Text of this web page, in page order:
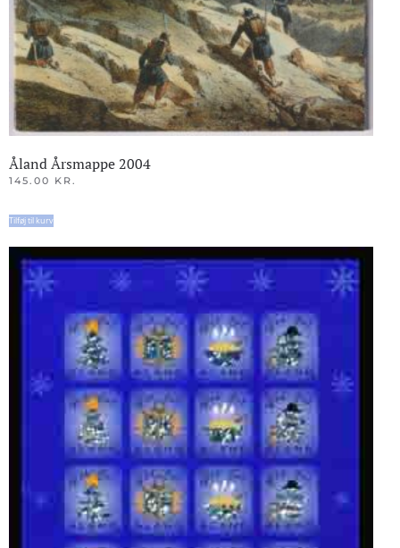
Åland Årsmappe 2004
145.00 KR.
Tilføj til kurv